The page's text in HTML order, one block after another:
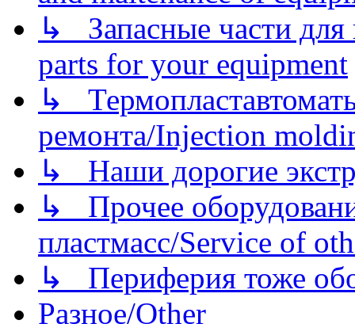
↳ Запасные части для
parts for your equipment
↳
ремонта/Injection
↳ Наши дорогие
↳ Прочее
пластмасс/Service of
↳ Периферия тоже
Разное/Other